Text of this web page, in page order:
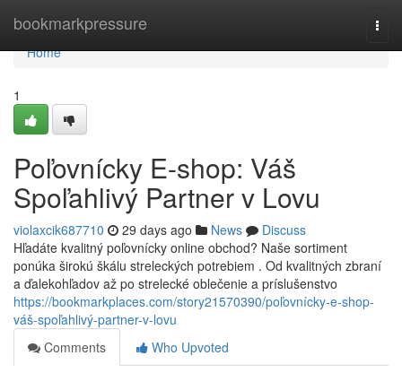
bookmarkpressure
Home
Home
1
Poľovnícky E-shop: Váš
Spoľahlivý Partner v Lovu
violaxcik687710 29 days ago News
Discuss
Hľadáte kvalitný poľovnícky online obchod? Naše sortiment
ponúka širokú škálu streleckých potrebiem . Od kvalitných zbraní
a ďalekohľadov až po strelecké oblečenie a príslušenstvo
https://bookmarkplaces.com/story21570390/poľovnícky-e-shop-
váš-spoľahlivý-partner-v-lovu
Comments
Who Upvoted